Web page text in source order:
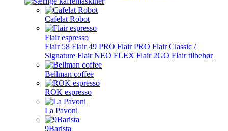
Cafelat Robot
Flair espresso
Flair 58 Flair 49 PRO Flair PRO Flair Classic /
Signature Flair NEO FLEX Flair 2GO Flair tilbehør
Bellman coffee
ROK espresso
La Pavoni
9Barista